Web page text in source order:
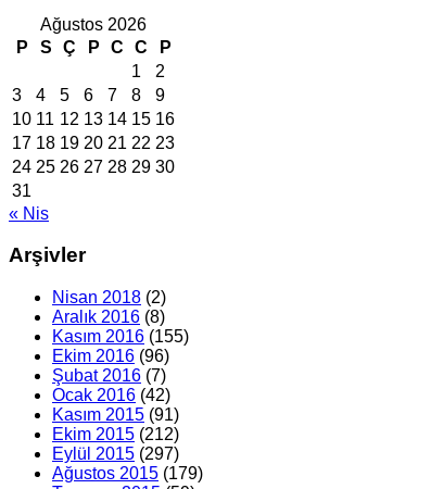
Ağustos 2026
P
S Ç P C C
P
1
2
3
4 5 6 7 8
9
10 11 12 13 14 15 16
17 18 19 20 21 22 23
24 25 26 27 28 29 30
31
« Nis
Arşivler
Nisan 2018 (2)
Aralık 2016 (8)
Kasım 2016 (155)
Ekim 2016 (96)
Şubat 2016 (7)
Ocak 2016 (42)
Kasım 2015 (91)
Ekim 2015 (212)
Eylül 2015 (297)
Ağustos 2015 (179)